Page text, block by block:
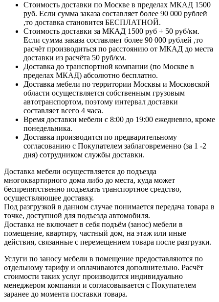
Стоимость доставки по Москве в пределах МКАД 1500
руб. Если сумма заказа составляет более 90 000 рублей
,то доставка становится БЕСПЛАТНОЙ.
Стоимость доставки за МКАД 1500 руб + 50 руб/км.
Если сумма заказа составляет более 90 000 рублей ,то
расчёт производиться по расстоянию от МКАД до места
доставки из расчёта 50 руб/км.
Доставка до транспортной компании (по Москве в
пределах МКАД) абсолютно бесплатно.
Доставка мебели по территории Москвы и Московской
области осуществляется собственным грузовым
автотранспортом, поэтому интервал доставки
составляет всего 4 часа.
Время доставки мебели с 8:00 до 19:00 ежедневно, кроме
понедельника.
Доставка производится по предварительному
согласованию с Покупателем заблаговременно (за 1 -2
дня) сотрудником службы доставки.
Доставка мебели осуществляется до подъезда
многоквартирного дома либо до места, куда может
беспрепятственно подъехать транспортное средство,
осуществляющее доставку.
Под разгрузкой в данном случае понимается передача товара в
точке, доступной для подъезда автомобиля.
Доставка не включает в себя подъём (занос) мебели в
помещение, квартиру, частный дом, на этаж или иные
действия, связанные с перемещением товара после разгрузки.
Услуги по заносу мебели в помещение предоставляются по
отдельному тарифу и оплачиваются дополнительно. Расчёт
стоимости таких услуг производится индивидуально
менеджером компании и согласовывается с Покупателем
заранее до момента поставки товара.